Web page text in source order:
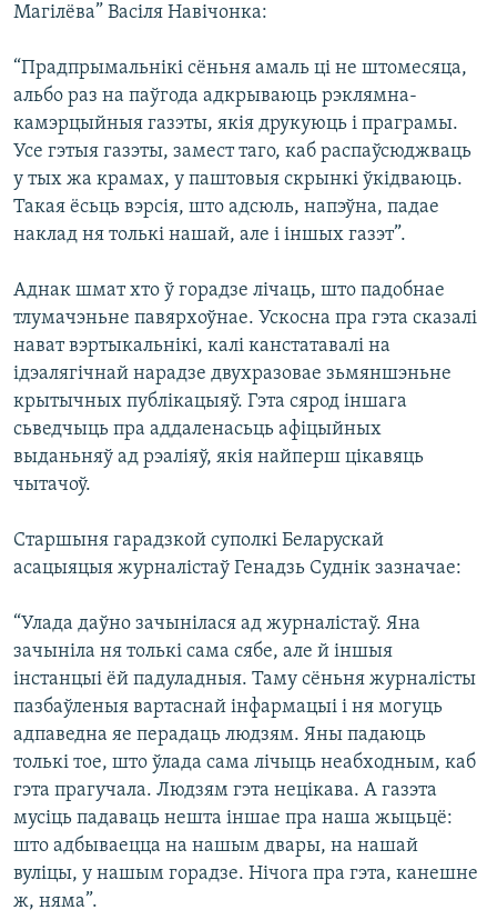
Магілёва” Васіля Навічонка:
“Прадпрымальнікі сёньня амаль ці не штомесяца,
альбо раз на паўгода адкрываюць рэклямна-
камэрцыйныя газэты, якія друкуюць і праграмы.
Усе гэтыя газэты, замест таго, каб распаўсюджваць
у тых жа крамах, у паштовыя скрынкі ўкідваюць.
Такая ёсьць вэрсія, што адсюль, напэўна, падае
наклад ня толькі нашай, але і іншых газэт”.
Аднак шмат хто ў горадзе лічаць, што падобнае
тлумачэньне павярхоўнае. Ускосна пра гэта сказалі
нават вэртыкальнікі, калі канстатавалі на
ідэалягічнай нарадзе двухразовае зьмяншэньне
крытычных публікацыяў. Гэта сярод іншага
сьведчыць пра аддаленасьць афіцыйных
выданьняў ад рэаліяў, якія найперш цікавяць
чытачоў.
Старшыня гарадзкой суполкі Беларускай
асацыяцыя журналістаў Генадзь Суднік зазначае:
“Улада даўно зачынілася ад журналістаў. Яна
зачыніла ня толькі сама сябе, але й іншыя
інстанцыі ёй падуладныя. Таму сёньня журналісты
пазбаўленыя вартаснай інфармацыі і ня могуць
адпаведна яе перадаць людзям. Яны падаюць
толькі тое, што ўлада сама лічыць неабходным, каб
гэта прагучала. Людзям гэта нецікава. А газэта
мусіць падаваць нешта іншае пра наша жыцьцё:
што адбываецца на нашым двары, на нашай
вуліцы, у нашым горадзе. Нічога пра гэта, канешне
ж, няма”.